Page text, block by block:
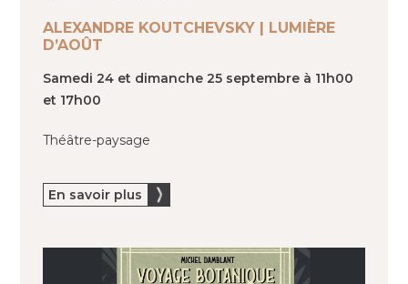
ALEXANDRE KOUTCHEVSKY | LUMIÈRE
D’AOÛT
Samedi 24 et dimanche 25 septembre à 11h00
et 17h00
Théâtre-paysage
En savoir plus